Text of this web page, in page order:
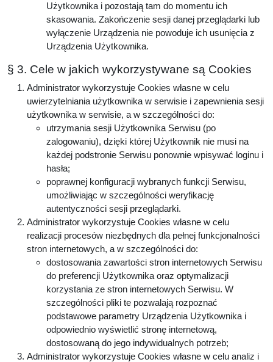
Użytkownika i pozostają tam do momentu ich
skasowania. Zakończenie sesji danej przeglądarki lub
wyłączenie Urządzenia nie powoduje ich usunięcia z
Urządzenia Użytkownika.
§ 3. Cele w jakich wykorzystywane są Cookies
Administrator wykorzystuje Cookies własne w celu
uwierzytelniania użytkownika w serwisie i zapewnienia sesji
użytkownika w serwisie, a w szczególności do:
utrzymania sesji Użytkownika Serwisu (po
zalogowaniu), dzięki której Użytkownik nie musi na
każdej podstronie Serwisu ponownie wpisywać loginu i
hasła;
poprawnej konfiguracji wybranych funkcji Serwisu,
umożliwiając w szczególności weryfikację
autentyczności sesji przeglądarki.
Administrator wykorzystuje Cookies własne w celu
realizacji procesów niezbędnych dla pełnej funkcjonalności
stron internetowych, a w szczególności do:
dostosowania zawartości stron internetowych Serwisu
do preferencji Użytkownika oraz optymalizacji
korzystania ze stron internetowych Serwisu. W
szczególności pliki te pozwalają rozpoznać
podstawowe parametry Urządzenia Użytkownika i
odpowiednio wyświetlić stronę internetową,
dostosowaną do jego indywidualnych potrzeb;
Administrator wykorzystuje Cookies własne w celu analiz i